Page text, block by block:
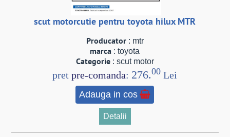
scut motorcutie pentru toyota hilux MTR
Producator: mtr
marca : toyota
Categorie: scut motor
pretpre-comanda: 276.00 Lei
Adauga in cos
Detalii